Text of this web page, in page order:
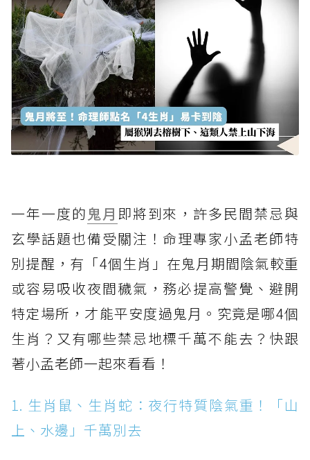
一年一度的 鬼月 即將到來，許多民間禁忌與
玄學話題也備受關注！命理專家小孟老師特
別提醒，有「4個生肖」在鬼月期間陰氣較重
或容易吸收夜間穢氣，務必提高警覺、避開
特定場所，才能平安度過鬼月。究竟是哪4個
生肖？又有哪些禁忌地標千萬不能去？快跟
著小孟老師一起來看看！
1. 生肖鼠、生肖蛇：夜行特質陰氣重！「山
上、水邊」千萬別去